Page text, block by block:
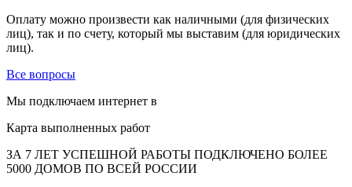
Оплату можно произвести как наличными (для физических
лиц), так и по счету, который мы выставим (для юридических
лиц).
Все вопросы
Мы подключаем интернет в
Карта выполненных работ
ЗА 7 ЛЕТ УСПЕШНОЙ РАБОТЫ ПОДКЛЮЧЕНО БОЛЕЕ
5000 ДОМОВ ПО ВСЕЙ РОССИИ